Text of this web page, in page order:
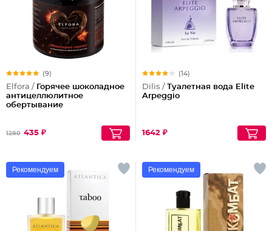
(9)
Elfora /
Горячее шоколадное
антицеллюлитное
обертывание
1280 435 ₽
(14)
Dilis /
Туалетная вода Elite
Arpeggio
1642 ₽
Рекомендуем Рекомендуем